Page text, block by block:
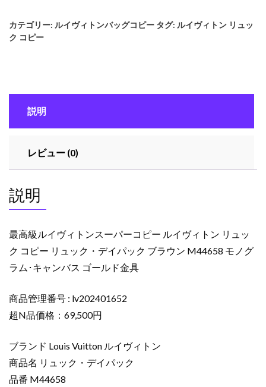
イ
ヴ
パ
ピ
ー
ル
ヴ
ィ
ト
ン
ュ
ッ
コ
ピ
ー
カテゴリー: ルイヴィトンバッグコピー タグ: ルイヴィトン リュッ
ク コピー
説明
レビュー (0)
説明
最高級ルイヴィトンスーパーコピー ルイヴィトン リュッ
ク コピー リュック・デイパック ブラウン M44658 モノグ
ラム･キャンバス ゴールド金具
商品管理番号 : lv202401652
超N品価格：69,500円
ブランド Louis Vuitton ルイヴィトン
商品名 リュック・デイパック
品番 M44658